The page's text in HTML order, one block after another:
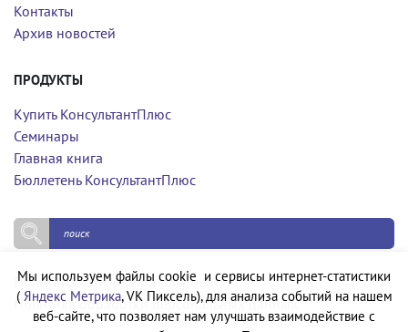
Контакты
Архив новостей
ПРОДУКТЫ
Купить КонсультантПлюс
Семинары
Главная книга
Бюллетень КонсультантПлюс
Политика конфиденциальности
Политика обработки персональных данных
Мы используем файлы cookie и сервисы интернет-статистики
( Яндекс Метрика, VK Пиксель), для анализа событий на нашем
веб-сайте, что позволяет нам улучшать взаимодействие с